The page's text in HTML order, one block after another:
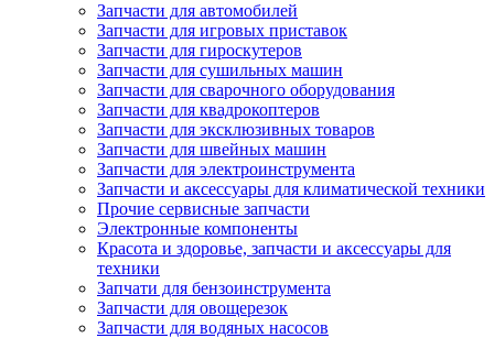
Запчасти для автомобилей
Запчасти для игровых приставок
Запчасти для гироскутеров
Запчасти для сушильных машин
Запчасти для сварочного оборудования
Запчасти для квадрокоптеров
Запчасти для эксклюзивных товаров
Запчасти для швейных машин
Запчасти для электроинструмента
Запчасти и аксессуары для климатической техники
Прочие сервисные запчасти
Электронные компоненты
Красота и здоровье, запчасти и аксессуары для
техники
Запчати для бензоинструмента
Запчасти для овощерезок
Запчасти для водяных насосов